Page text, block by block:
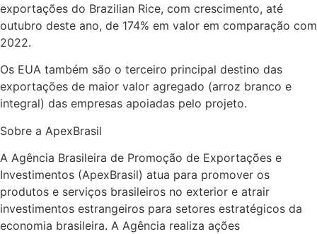
exportações do Brazilian Rice, com crescimento, até
outubro deste ano, de 174% em valor em comparação com
2022.
Os EUA também são o terceiro principal destino das
exportações de maior valor agregado (arroz branco e
integral) das empresas apoiadas pelo projeto.
Sobre a ApexBrasil
A Agência Brasileira de Promoção de Exportações e
Investimentos (ApexBrasil) atua para promover os
produtos e serviços brasileiros no exterior e atrair
investimentos estrangeiros para setores estratégicos da
economia brasileira. A Agência realiza ações